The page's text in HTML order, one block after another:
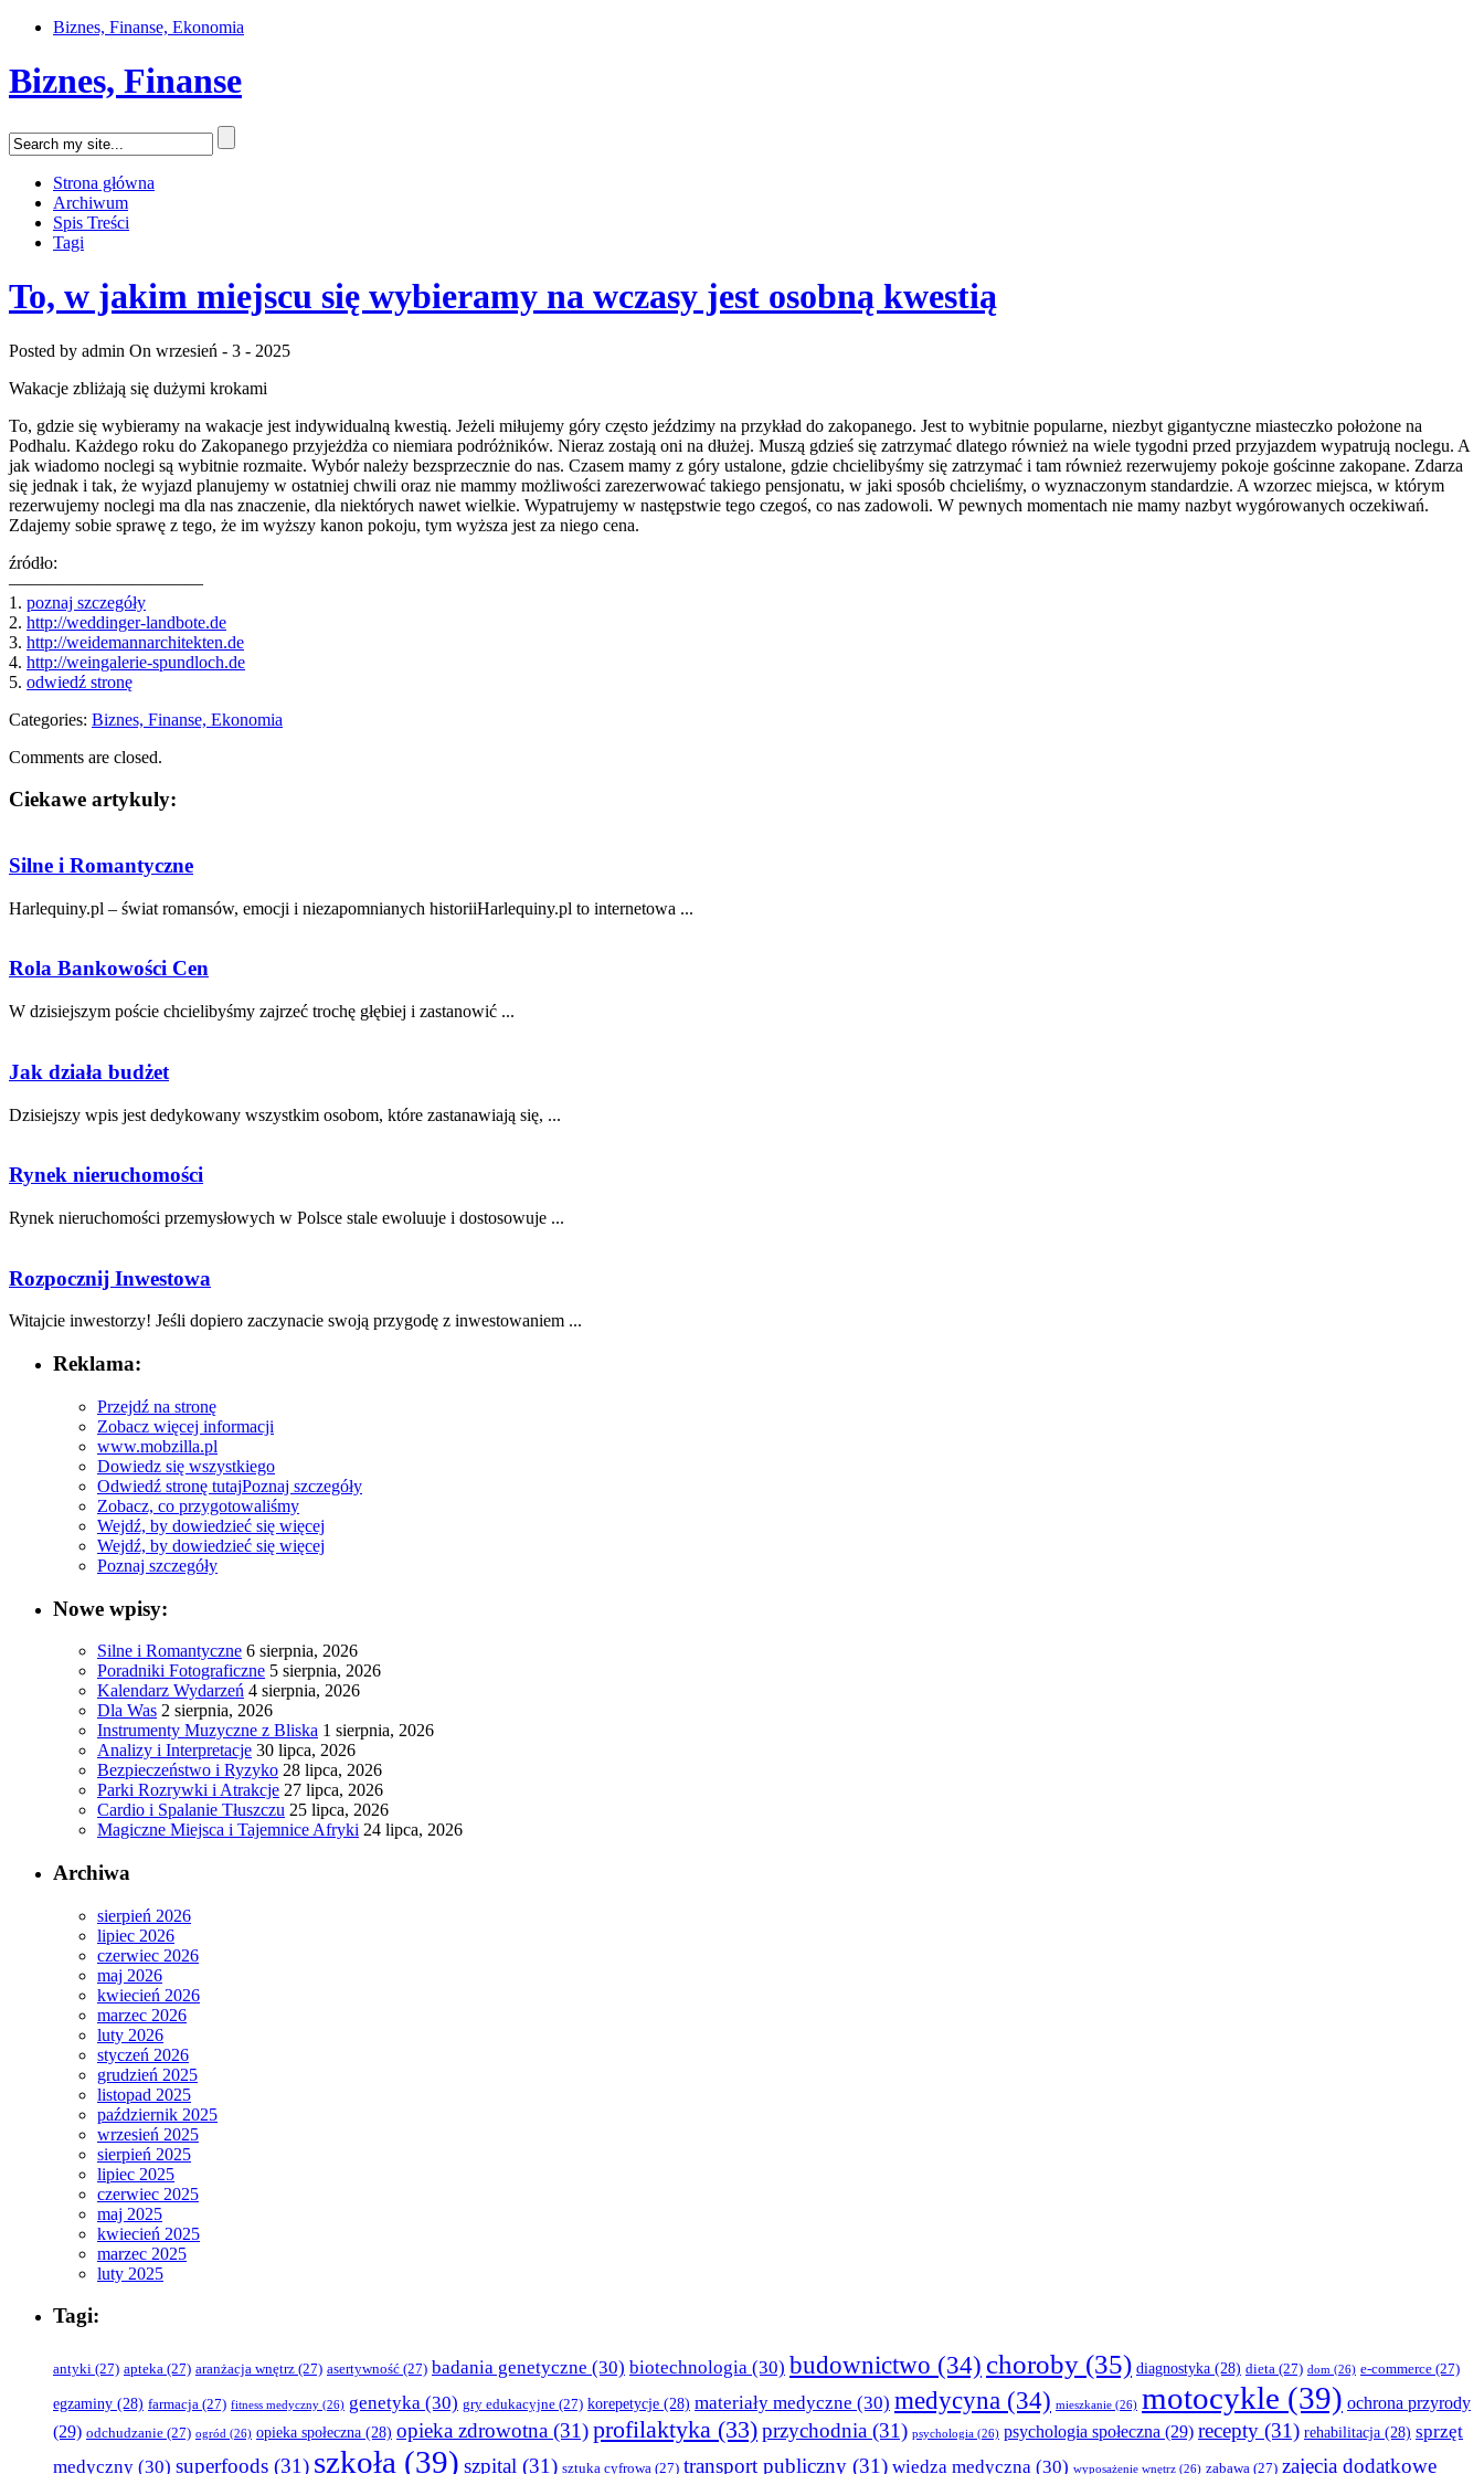
Biznes, Finanse, Ekonomia
Biznes, Finanse
Strona główna
Archiwum
Spis Treści
Tagi
To, w jakim miejscu się wybieramy na wczasy jest osobną kwestią
Posted by admin On wrzesień - 3 - 2025
Wakacje zbliżają się dużymi krokami
To, gdzie się wybieramy na wakacje jest indywidualną kwestią. Jeżeli miłujemy góry często jeździmy na przykład do zakopanego. Jest to wybitnie popularne, niezbyt gigantyczne miasteczko położone na
Podhalu. Każdego roku do Zakopanego przyjeżdża co niemiara podróżników. Nieraz zostają oni na dłużej. Muszą gdzieś się zatrzymać dlatego również na wiele tygodni przed przyjazdem wypatrują noclegu. A
jak wiadomo noclegi są wybitnie rozmaite. Wybór należy bezsprzecznie do nas. Czasem mamy z góry ustalone, gdzie chcielibyśmy się zatrzymać i tam również rezerwujemy pokoje gościnne zakopane. Zdarza
się jednak i tak, że wyjazd planujemy w ostatniej chwili oraz nie mammy możliwości zarezerwować takiego pensjonatu, w jaki sposób chcieliśmy, o wyznaczonym standardzie. A wzorzec miejsca, w którym
rezerwujemy noclegi ma dla nas znaczenie, dla niektórych nawet wielkie. Wypatrujemy w następstwie tego czegoś, co nas zadowoli. W pewnych momentach nie mamy nazbyt wygórowanych oczekiwań.
Zdajemy sobie sprawę z tego, że im wyższy kanon pokoju, tym wyższa jest za niego cena.
źródło:
———————————
1. poznaj szczegóły
2. http://weddinger-landbote.de
3. http://weidemannarchitekten.de
4. http://weingalerie-spundloch.de
5. odwiedź stronę
Categories: Biznes, Finanse, Ekonomia
Comments are closed.
Ciekawe artykuly:
Silne i Romantyczne
Harlequiny.pl – świat romansów, emocji i niezapomnianych historiiHarlequiny.pl to internetowa ...
Rola Bankowości Cen
W‍ dzisiejszym poście chcielibyśmy zajrzeć⁣ trochę głębiej i zastanowić​ ...
Jak działa budżet
Dzisiejszy‌ wpis jest dedykowany wszystkim osobom, które⁤ zastanawiają ⁤się, ...
Rynek nieruchomości
Rynek⁢ nieruchomości przemysłowych w Polsce stale ewoluuje i dostosowuje ...
Rozpocznij Inwestowa
Witajcie inwestorzy! Jeśli dopiero zaczynacie swoją przygodę ⁤z inwestowaniem ...
Reklama:
Przejdź na stronę
Zobacz więcej informacji
www.mobzilla.pl
Dowiedz się wszystkiego
Odwiedź stronę tutajPoznaj szczegóły
Zobacz, co przygotowaliśmy
Wejdź, by dowiedzieć się więcej
Wejdź, by dowiedzieć się więcej
Poznaj szczegóły
Nowe wpisy:
Silne i Romantyczne 6 sierpnia, 2026
Poradniki Fotograficzne 5 sierpnia, 2026
Kalendarz Wydarzeń 4 sierpnia, 2026
Dla Was 2 sierpnia, 2026
Instrumenty Muzyczne z Bliska 1 sierpnia, 2026
Analizy i Interpretacje 30 lipca, 2026
Bezpieczeństwo i Ryzyko 28 lipca, 2026
Parki Rozrywki i Atrakcje 27 lipca, 2026
Cardio i Spalanie Tłuszczu 25 lipca, 2026
Magiczne Miejsca i Tajemnice Afryki 24 lipca, 2026
Archiwa
sierpień 2026
lipiec 2026
czerwiec 2026
maj 2026
kwiecień 2026
marzec 2026
luty 2026
styczeń 2026
grudzień 2025
listopad 2025
październik 2025
wrzesień 2025
sierpień 2025
lipiec 2025
czerwiec 2025
maj 2025
kwiecień 2025
marzec 2025
luty 2025
Tagi:
antyki (27) apteka (27) aranżacja wnętrz (27) asertywność (27) badania genetyczne (30) biotechnologia (30) budownictwo (34) choroby (35) diagnostyka (28) dieta (27) dom (26) e-commerce (27)
egzaminy (28) farmacja (27) fitness medyczny (26) genetyka (30) gry edukacyjne (27) korepetycje (28) materiały medyczne (30) medycyna (34) mieszkanie (26) motocykle (39) ochrona przyrody
(29) odchudzanie (27) ogród (26) opieka społeczna (28) opieka zdrowotna (31)profilaktyka (33)przychodnia (31) psychologia (26) psychologia społeczna (29) recepty (31) rehabilitacja (28) sprzęt
medyczny (30) superfoods (31) szkoła (39) szpital (31) sztuka cyfrowa (27) transport publiczny (31) wiedza medyczna (30) wyposażenie wnętrz (26) zabawa (27) zajęcia dodatkowe